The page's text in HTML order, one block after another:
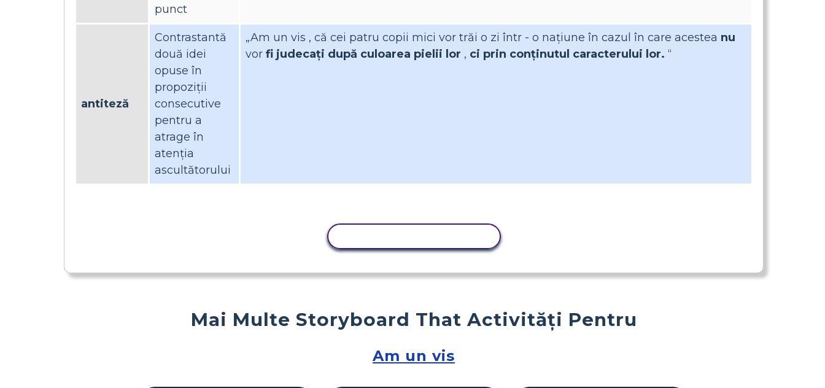
punct
antiteză
Contrastantă
două idei
opuse în
propoziții
consecutive
pentru a
atrage în
atenția
ascultătorului
„Am un vis , că cei patru copii mici vor trăi o zi într - o națiune în cazul în care acestea nu
vor fi judecați după culoarea pielii lor , ci prin conținutul caracterului lor. “
Mai Multe Storyboard That Activități Pentru
Am un vis